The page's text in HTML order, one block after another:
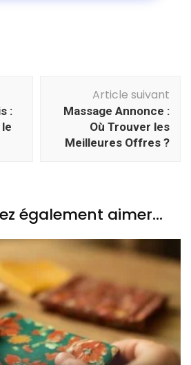
:
Article suivant
Massage Annonce :
Où Trouver les
Meilleures Offres ?
également aimer...